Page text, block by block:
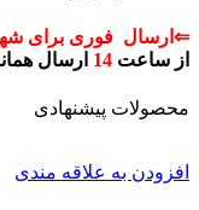
⇐ارسال فوری برای
از ساعت 14 ارسال
محصولات پیشنهادی
افزودن به علاقه مندی